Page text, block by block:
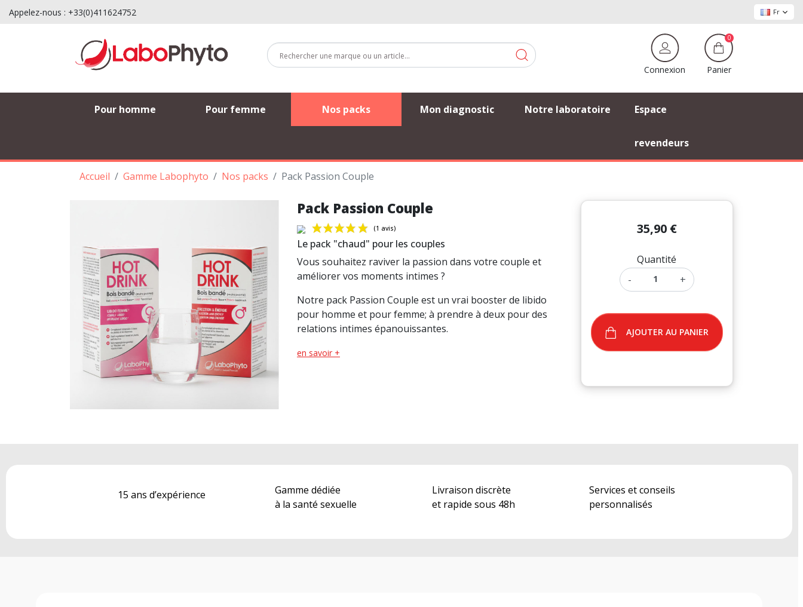
Appelez-nous : +33(0)411624752 Fr
Connexion
0
Panier
Pour homme Pour femme Nos packs Mon diagnostic Notre laboratoire Espace
revendeurs
Accueil Gamme Labophyto Nos packs Pack Passion Couple
Pack Passion Couple
(1 avis)
Le pack "chaud" pour les couples
Vous souhaitez raviver la passion dans votre couple et
améliorer vos moments intimes ?
Notre pack Passion Couple est un vrai booster de libido
pour homme et pour femme; à prendre à deux pour des
relations intimes épanouissantes.
en savoir +
35,90 €
Quantité
-
+
AJOUTER AU PANIER
15 ans d’expérience
Gamme dédiée
à la santé sexuelle
Livraison discrète
et rapide sous 48h
Services et conseils
personnalisés